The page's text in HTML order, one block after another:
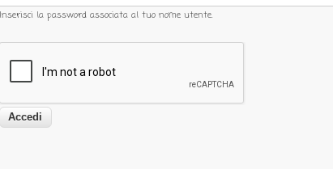
Inserisci la password associata al tuo nome utente.